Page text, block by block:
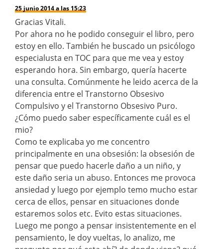
25 junio 2014 a las 15:23
Gracias Vitali.
Por ahora no he podido conseguir el libro, pero
estoy en ello. También he buscado un psicólogo
especialusta en TOC para que me vea y estoy
esperando hora. Sin embargo, quería hacerte
una consulta. Comúnmente he leido acerca de la
diferencia entre el Transtorno Obsesivo
Compulsivo y el Transtorno Obsesivo Puro.
¿Cómo puedo saber específicamente cuál es el
mio?
Como te explicaba yo me concentro
principalmente en una obsesión: la obsesión de
pensar que puedo hacerle daño a un niño, y
este daño seria un abuso. Entonces me provoca
ansiedad y luego por ejemplo temo mucho estar
cerca de ellos, pensar en situaciones donde
estaremos solos etc. Evito estas situaciones.
Luego me pongo a pensar insistentemente en el
pensamiento, le doy vueltas, lo analizo, me